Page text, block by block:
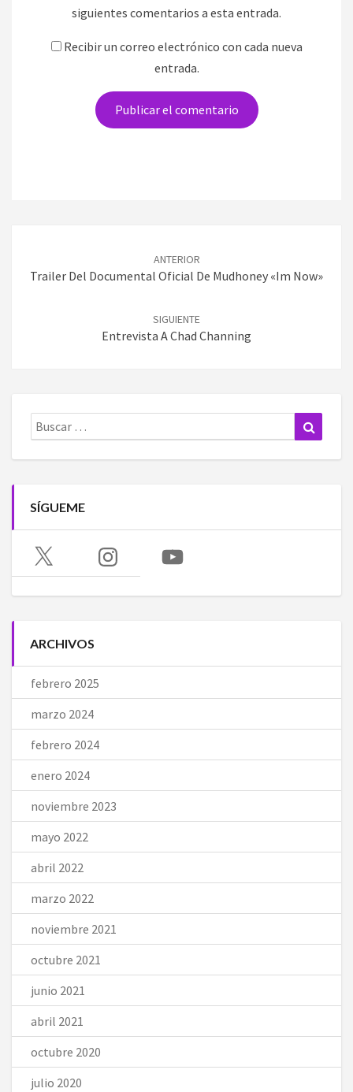
siguientes comentarios a esta entrada.
Recibir un correo electrónico con cada nueva
entrada.
entradas
ANTERIOR
Trailer Del Documental Oficial De Mudhoney «Im Now»
SIGUIENTE
Entrevista A Chad Channing
Buscar:
SÍGUEME
X Instagram YouTube
ARCHIVOS
febrero 2025
marzo 2024
febrero 2024
enero 2024
noviembre 2023
mayo 2022
abril 2022
marzo 2022
noviembre 2021
octubre 2021
junio 2021
abril 2021
octubre 2020
julio 2020